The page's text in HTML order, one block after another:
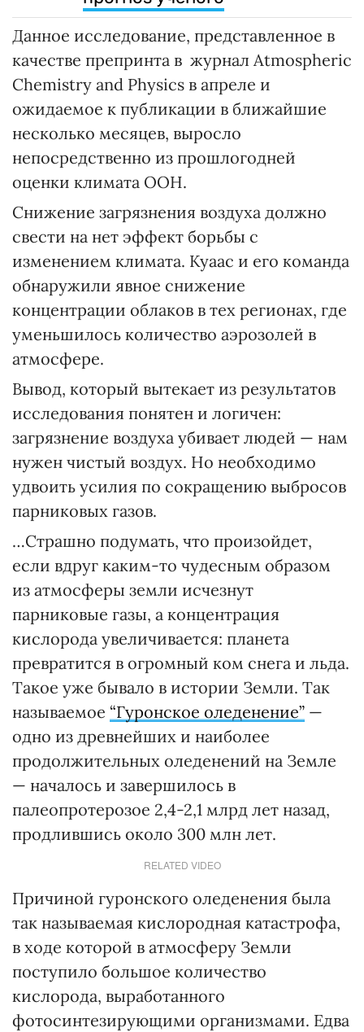
Данное исследование, представленное в
качестве препринта в журнал Atmospheric
Chemistry and Physics в апреле и
ожидаемое к публикации в ближайшие
несколько месяцев, выросло
непосредственно из прошлогодней
оценки климата ООН.
Снижение загрязнения воздуха должно
свести на нет эффект борьбы с
изменением климата. Куаас и его команда
обнаружили явное снижение
концентрации облаков в тех регионах, где
уменьшилось количество аэрозолей в
атмосфере.
Вывод, который вытекает из результатов
исследования понятен и логичен:
загрязнение воздуха убивает людей — нам
нужен чистый воздух. Но необходимо
удвоить усилия по сокращению выбросов
парниковых газов.
…Страшно подумать, что произойдет,
если вдруг каким-то чудесным образом
из атмосферы земли исчезнут
парниковые газы, а концентрация
кислорода увеличивается: планета
превратится в огромный ком снега и льда.
Такое уже бывало в истории Земли. Так
называемое “Гуронское оледенение” —
одно из древнейших и наиболее
продолжительных оледенений на Земле
— началось и завершилось в
палеопротерозое 2,4-2,1 млрд лет назад,
продлившись около 300 млн лет.
RELATED VIDEO
Причиной гуронского оледенения была
так называемая кислородная катастрофа,
в ходе которой в атмосферу Земли
поступило большое количество
кислорода, выработанного
фотосинтезирующими организмами. Едва